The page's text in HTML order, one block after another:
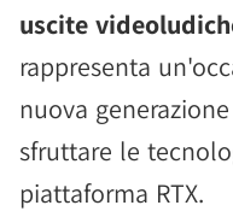
uscite
rappresenta
nuova
sfruttare le
piattaforma RTX.